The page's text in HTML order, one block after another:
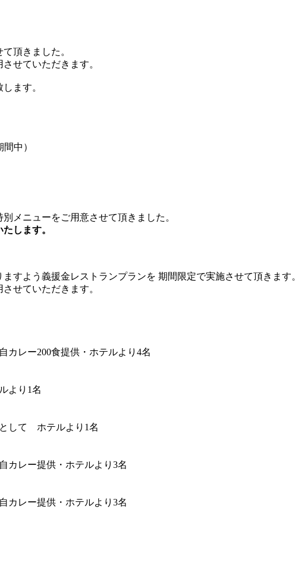
頂きました。
せていただきます。
ます。
中）
メニューをご用意させて頂きました。
します。
すよう義援金レストランプランを 期間限定で実施させて頂きます。
せていただきます。
レー200食提供・ホテルより4名
より1名
して ホテルより1名
カレー提供・ホテルより3名
カレー提供・ホテルより3名